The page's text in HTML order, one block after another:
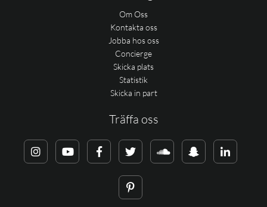
Om Oss
Kontakta oss
Jobba hos oss
Concierge
Skicka plats
Statistik
Skicka in part
Träffa oss